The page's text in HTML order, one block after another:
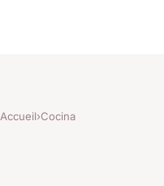
Accueil›Cocina